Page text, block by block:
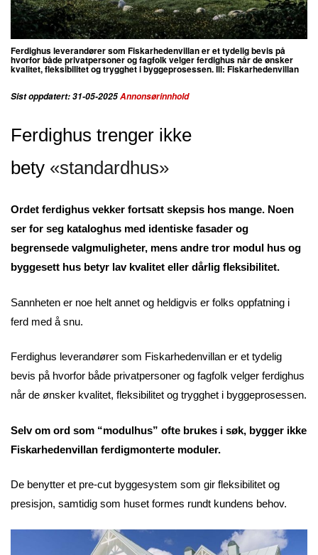
Ferdighus leverandører som Fiskarhedenvillan er et tydelig bevis på
hvorfor både privatpersoner og fagfolk velger ferdighus når de ønsker
kvalitet, fleksibilitet og trygghet i byggeprosessen. Ill: Fiskarhedenvillan
Sist oppdatert: 31-05-2025Annonsørinnhold
Ferdighus trenger ikke
bety «standardhus»
Ordet ferdighus vekker fortsatt skepsis hos mange. Noen
ser for seg kataloghus med identiske fasader og
begrensede valgmuligheter, mens andre tror modul hus og
byggesett hus betyr lav kvalitet eller dårlig fleksibilitet.
Sannheten er noe helt annet og heldigvis er folks oppfatning i
ferd med å snu.
Ferdighus leverandører som Fiskarhedenvillan er et tydelig
bevis på hvorfor både privatpersoner og fagfolk velger ferdighus
når de ønsker kvalitet, fleksibilitet og trygghet i byggeprosessen.
Selv om ord som “modulhus” ofte brukes i søk, bygger ikke
Fiskarhedenvillan ferdigmonterte moduler.
De benytter et pre-cut byggesystem som gir fleksibilitet og
presisjon, samtidig som huset formes rundt kundens behov.